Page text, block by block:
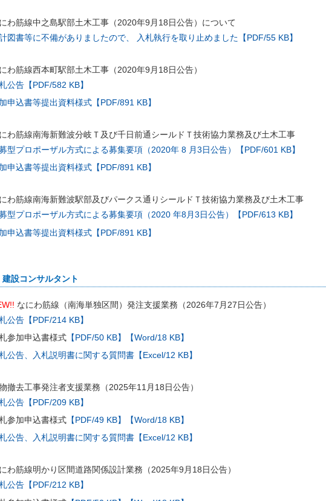
わ筋線中之島駅部土木工事（2020年9月18日公告）について
図書等に不備がありましたので、 入札執行を取り止めました【PDF/55 KB】
わ筋線西本町駅部土木工事（2020年9月18日公告）
公告【PDF/582 KB】
申込書等提出資料様式【PDF/891 KB】
わ筋線南海新難波分岐Ｔ及び千日前通シールドＴ技術協力業務及び土木工事
型プロポーザル方式による募集要項（2020年 8 月3日公告）【PDF/601 KB】
申込書等提出資料様式【PDF/891 KB】
わ筋線南海新難波駅部及びパークス通りシールドＴ技術協力業務及び土木工事
型プロポーザル方式による募集要項（2020 年8月3日公告）【PDF/613 KB】
申込書等提出資料様式【PDF/891 KB】
設コンサルタント
なにわ筋線（南海単独区間）発注支援業務（2026年7月27日公告）
公告【PDF/214 KB】
参加申込書様式【PDF/50 KB】
【Word/18 KB】
公告、入札説明書に関する質問書【Excel/12 KB】
撤去工事発注者支援業務（2025年11月18日公告）
公告【PDF/209 KB】
参加申込書様式【PDF/49 KB】
【Word/18 KB】
公告、入札説明書に関する質問書【Excel/12 KB】
わ筋線明かり区間道路関係設計業務（2025年9月18日公告）
公告【PDF/212 KB】